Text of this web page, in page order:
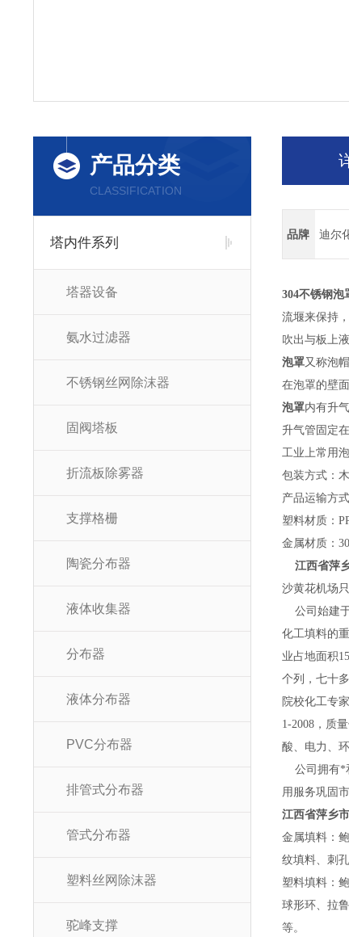
产品分类
CLASSIFICATION
塔内件系列
塔器设备
氨水过滤器
不锈钢丝网除沫器
固阀塔板
折流板除雾器
支撑格栅
陶瓷分布器
液体收集器
分布器
液体分布器
PVC分布器
排管式分布器
管式分布器
塑料丝网除沫器
驼峰支撑
品牌 迪尔
304不锈钢泡
流堰来保持
吹出与板上
泡罩又称泡
在泡罩的壁
泡罩内有升
升气管固定
工业上常用
包装方式：木
产品运输方
塑料材质：
金属材质：
江西省萍
沙黄花机场
公司始建于
化工填料的
业占地面积
个列，七十
院校化工专
1-2008，质
酸、电力、
公司拥有*
用服务巩固
江西省萍乡
金属填料：
纹填料、刺
塑料填料：
球形环、拉
等。